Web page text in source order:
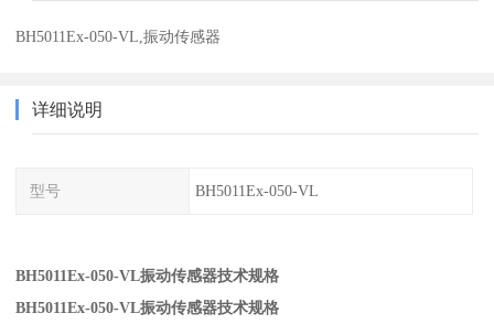
BH5011Ex-050-VL,振动传感器
详细说明
型号 BH5011Ex-050-VL
BH5011Ex-050-VL振动传感器技术规格
BH5011Ex-050-VL振动传感器技术规格